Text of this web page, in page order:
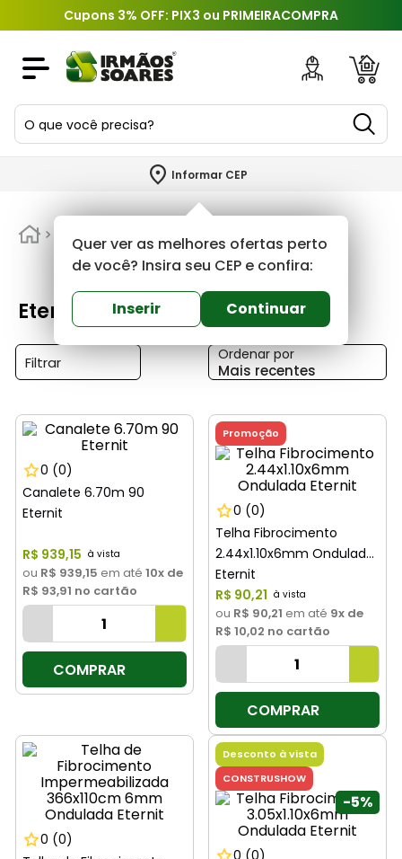
Cupons 3% OFF: PIX3 ou PRIMEIRACOMPRA
O que você precisa?
TERMOS MAIS BUSCADOS
2º
porta
revestimento
telha
6º
argamassa
8º
cimento
vaso sanitário
10
torneira
Informar CEP
Quer ver as melhores ofertas perto
de você? Insira seu CEP e confira:
Inserir Continuar
Eternit
Eternit
Ordenar por
Mais recentes
Filtrar
0 (0)
Canalete 6.70m 90
Eternit
R$ 939,15
ou R$ 939,15 em até 10x de
R$ 93,91 no cartão
COMPRAR
Promoção
0 (0)
Telha Fibrocimento
2.44x1.10x6mm Ondulada
Eternit
R$ 90,21
ou R$ 90,21 em até 9x de
R$ 10,02 no cartão
COMPRAR
0 (0)
Desconto à vista
CONSTRUSHOW
-5%
0 (0)